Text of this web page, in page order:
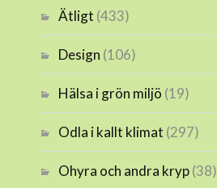
Ätligt (433)
Design (106)
Hälsa i grön miljö (19)
Odla i kallt klimat (297)
Ohyra och andra kryp(38)